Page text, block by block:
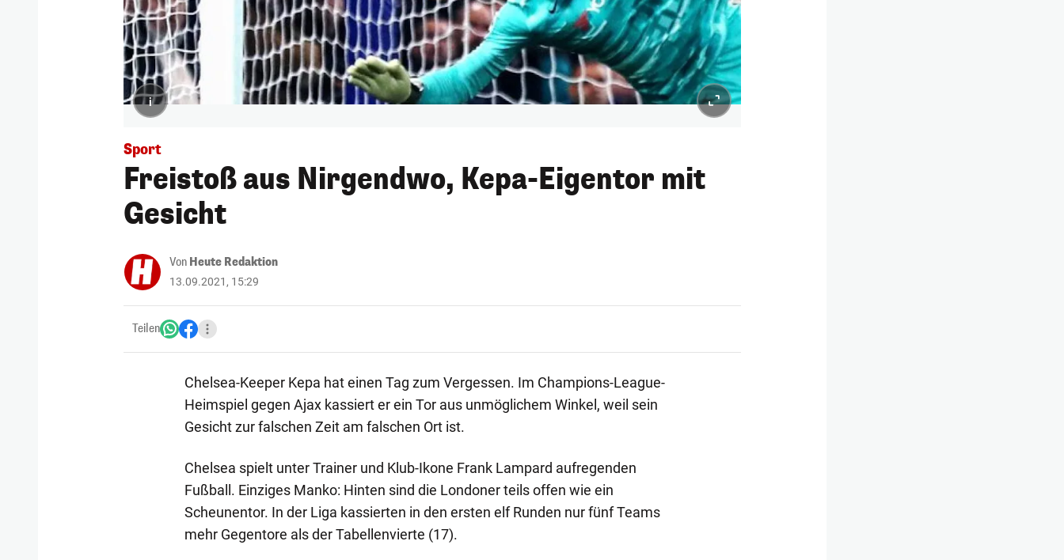
i
Sport
Freistoß aus Nirgendwo, Kepa-Eigentor mit
Gesicht
Von Heute Redaktion
13.09.2021, 15:29
Teilen
Chelsea-Keeper Kepa hat einen Tag zum Vergessen. Im Champions-League-
Heimspiel gegen Ajax kassiert er ein Tor aus unmöglichem Winkel, weil sein
Gesicht zur falschen Zeit am falschen Ort ist.
Chelsea spielt unter Trainer und Klub-Ikone Frank Lampard aufregenden
Fußball. Einziges Manko: Hinten sind die Londoner teils offen wie ein
Scheunentor. In der Liga kassierten in den ersten elf Runden nur fünf Teams
mehr Gegentore als der Tabellenvierte (17).